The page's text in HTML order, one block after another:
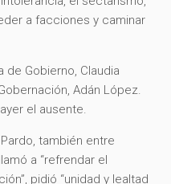
a facciones y caminar
de Gobierno, Claudia
Adán López.
el ausente.
también entre
a “refrendar el
pidió “unidad y lealtad